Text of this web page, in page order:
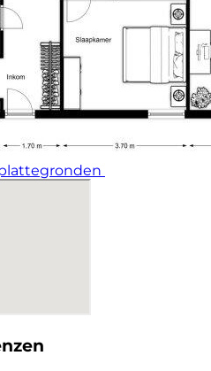
appartement met
in Sneek.
wonen en volop genieten
Lees de volledige